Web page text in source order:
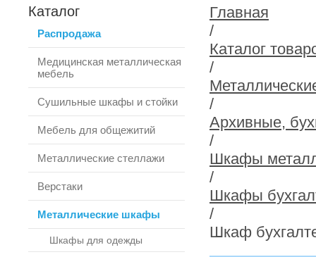
Каталог
Распродажа
Медицинская металлическая
мебель
Сушильные шкафы и стойки
Мебель для общежитий
Металлические стеллажи
Верстаки
Металлические шкафы
Шкафы для одежды
Главная
/
Каталог
/
/
Архивные,
/
Шкафы
/
Шкафы
/
Шкаф